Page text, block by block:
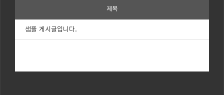
제목
샘플 게시글입니다.